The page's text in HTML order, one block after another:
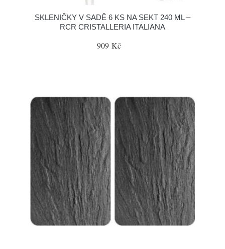
SKLENIČKY V SADĚ 6 KS NA SEKT 240 ML –
RCR CRISTALLERIA ITALIANA
909 Kč